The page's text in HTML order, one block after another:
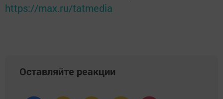
https://max.ru/tatmedia
Оставляйте реакции